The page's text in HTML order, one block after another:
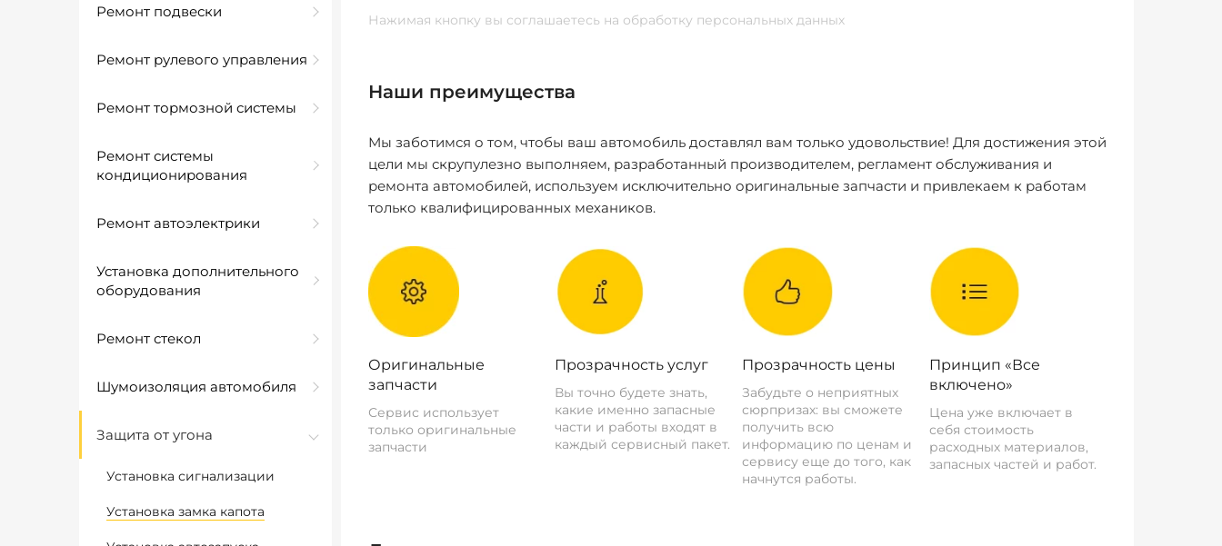
Ремонт подвески
Ремонт рулевого управления
Ремонт тормозной системы
Ремонт системы
кондиционирования
Ремонт автоэлектрики
Установка дополнительного
оборудования
Ремонт стекол
Шумоизоляция автомобиля
Защита от угона
Установка сигнализации
Установка замка капота
Нажимая кнопку вы соглашаетесь на обработку персональных данных
Наши преимущества
Мы заботимся о том, чтобы ваш автомобиль доставлял вам только удовольствие! Для достижения этой
цели мы скрупулезно выполняем, разработанный производителем, регламент обслуживания и
ремонта автомобилей, используем исключительно оригинальные запчасти и привлекаем к работам
только квалифицированных механиков.
Оригинальные
запчасти
Сервис использует
только оригинальные
запчасти
Прозрачность услуг
Вы точно будете знать,
какие именно запасные
части и работы входят в
каждый сервисный пакет.
Прозрачность цены
Забудьте о неприятных
сюрпризах: вы сможете
получить всю
информацию по ценам и
сервису еще до того, как
начнутся работы.
Принцип «Все
включено»
Цена уже включает в
себя стоимость
расходных материалов,
запасных частей и работ.